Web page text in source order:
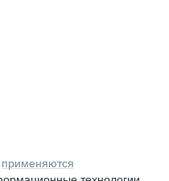
применяются